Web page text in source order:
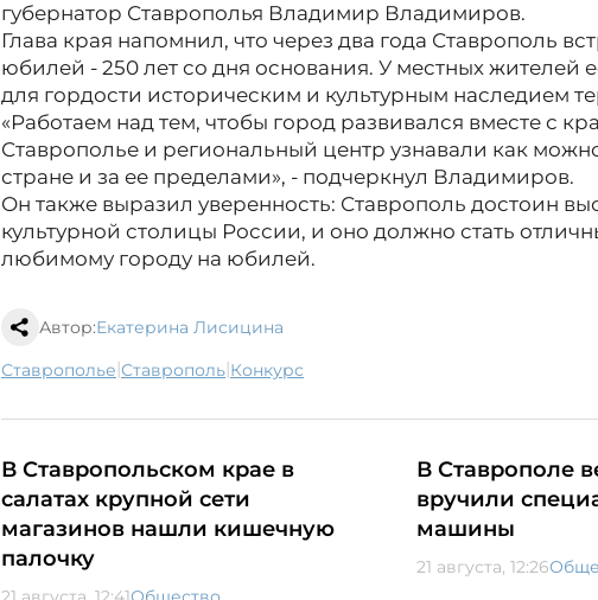
губернатор Ставрополья Владимир Владимиров.
Глава края напомнил, что через два года Ставрополь
юбилей - 250 лет со дня основания. У местных жителей
для гордости историческим и культурным наследием
«Работаем над тем, чтобы город развивался вместе с
Ставрополье и региональный центр узнавали как
стране и за ее пределами», - подчеркнул Владимиров.
Он также выразил уверенность: Ставрополь достоин
культурной столицы России, и оно должно стать
любимому городу на юбилей.
Автор:Екатерина Лисицина
Ставрополье| Ставрополь| конкурс
В Ставропольском крае в
салатах крупной сети
магазинов нашли кишечную
палочку
В Ставрополе
вручили
машины
21 августа, 12:26